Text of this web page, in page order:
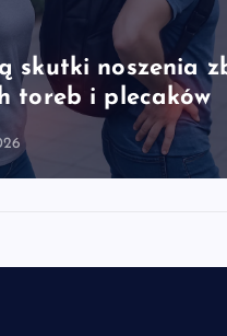
skutki noszenia
toreb i plecaków